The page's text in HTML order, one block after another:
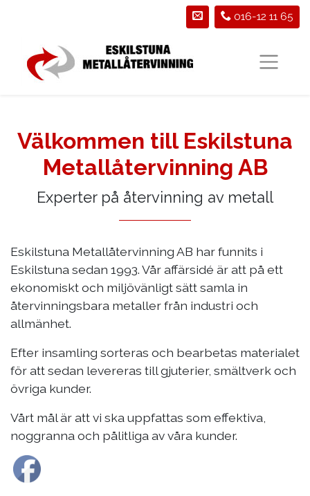
016-12 11 65
Välkommen till Eskilstuna
Metallåtervinning AB
Experter på återvinning av metall
Eskilstuna Metallåtervinning AB har funnits i
Eskilstuna sedan 1993. Vår affärsidé är att på ett
ekonomiskt och miljövänligt sätt samla in
återvinningsbara metaller från industri och
allmänhet.
Efter insamling sorteras och bearbetas materialet
för att sedan levereras till gjuterier, smältverk och
övriga kunder.
Vårt mål är att vi ska uppfattas som effektiva,
noggranna och pålitliga av våra kunder.